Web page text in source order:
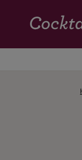
COCKTAILS &
Alla cocktails